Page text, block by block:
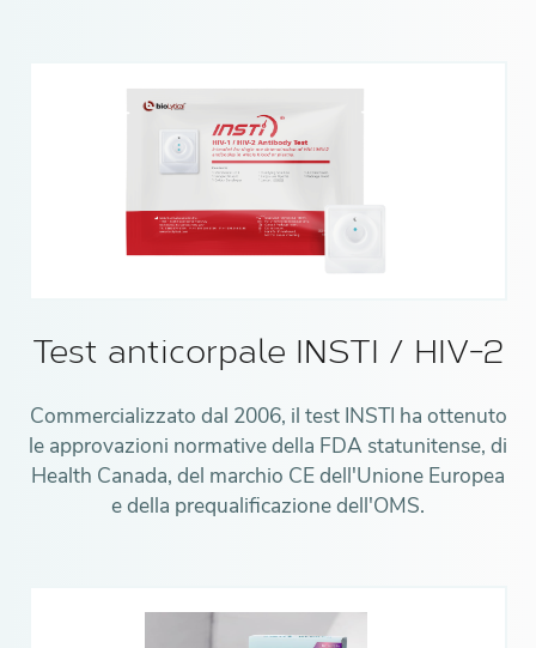
Test anticorpale INSTI / HIV-2
Commercializzato dal 2006, il test INSTI ha ottenuto
le approvazioni normative della FDA statunitense, di
Health Canada, del marchio CE dell'Unione Europea
e della prequalificazione dell'OMS.